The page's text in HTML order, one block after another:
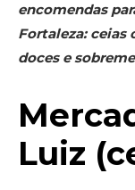
encomendas
Fortaleza: ceias
doces e
Luiz